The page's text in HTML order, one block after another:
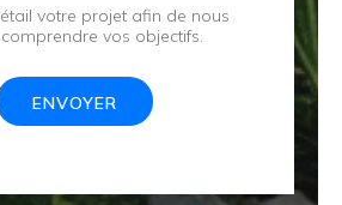
votre projet afin de nous
vos objectifs.
ENVOYER